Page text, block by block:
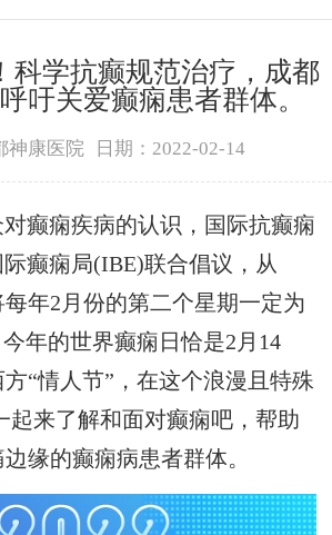
科学抗癫规范治疗，成都
吁关爱癫痫患者群体。
神康医院 日期：2022-02-14
癫痫疾病的认识，国际抗癫痫
癫痫局(IBE)联合倡议，从
每年2月份的第二个星期一定为
年的世界癫痫日恰是2月14
“情人节”，在这个浪漫且特殊
起来了解和面对癫痫吧，帮助
缘的癫痫病患者群体。